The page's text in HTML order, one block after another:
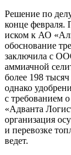
Решение по
конце февраля.
иском к АО
обоснование
заключила с
аммиачной
более 198
однако
с требованием
«Адванта
организация
и перевозке
ведет.